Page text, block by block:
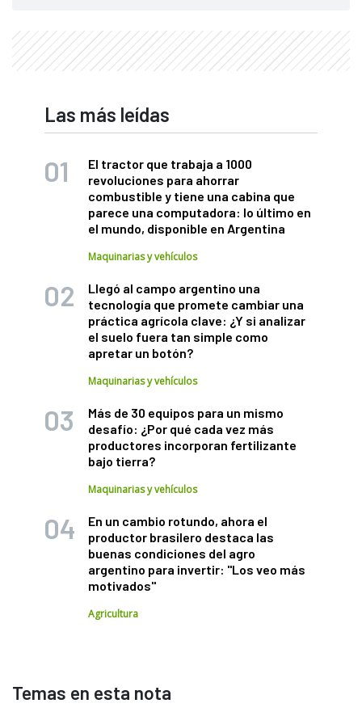
Las más leídas
El tractor que trabaja a 1000
revoluciones para ahorrar
combustible y tiene una cabina que
parece una computadora: lo último en
el mundo, disponible en Argentina
Maquinarias y vehículos
Llegó al campo argentino una
tecnología que promete cambiar una
práctica agrícola clave: ¿Y si analizar
el suelo fuera tan simple como
apretar un botón?
Maquinarias y vehículos
Más de 30 equipos para un mismo
desafío: ¿Por qué cada vez más
productores incorporan fertilizante
bajo tierra?
Maquinarias y vehículos
En un cambio rotundo, ahora el
productor brasilero destaca las
buenas condiciones del agro
argentino para invertir: "Los veo más
motivados"
Agricultura
Temas en esta nota